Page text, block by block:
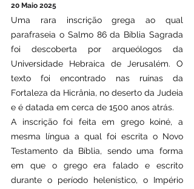
20 Maio 2025
Uma rara inscrição grega ao qual
parafraseia o Salmo 86 da Bíblia Sagrada
foi descoberta por arqueólogos da
Universidade Hebraica de Jerusalém. O
texto foi encontrado nas ruínas da
Fortaleza da Hicrânia, no deserto da Judeia
e é datada em cerca de 1500 anos atrás.
A inscrição foi feita em grego koiné, a
mesma língua a qual foi escrita o Novo
Testamento da Bíblia, sendo uma forma
em que o grego era falado e escrito
durante o período helenístico, o Império